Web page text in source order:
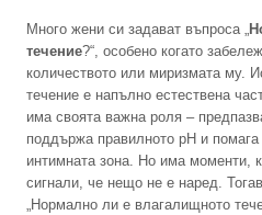
Много жени си задават въпроса „
течение?“, особено когато
количеството или миризмата му.
течение е напълно естествена
има своята важна роля –
поддържа правилното pH и
интимната зона. Но има моменти,
сигнали, че нещо не е наред.
„Нормално ли е влагалищното